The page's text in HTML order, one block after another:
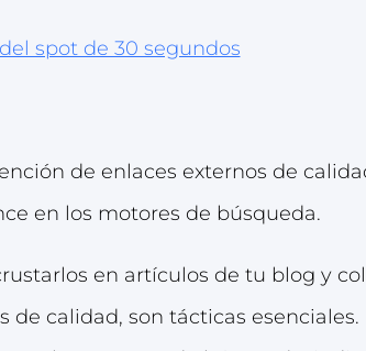
spot de 30 segundos
de enlaces externos de
en los motores de búsqueda.
en artículos de tu blog y
calidad, son tácticas esenciales.